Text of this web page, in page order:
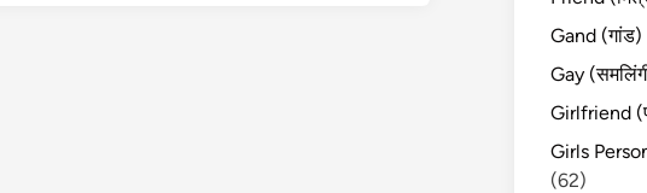
Gand (गांड)
Gay
Girlfriend
Girls
(62)